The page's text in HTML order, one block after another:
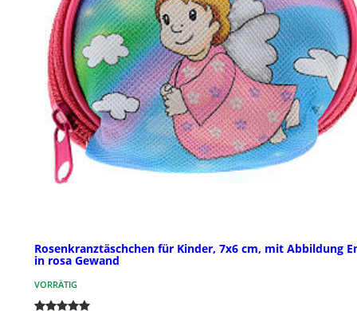
Rosenkranztäschchen für Kinder, 7x6 cm, mit Abbildung
in rosa Gewand
VORRÄTIG